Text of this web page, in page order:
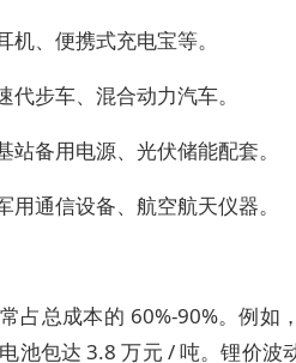
、便携式充电宝等。
步车、混合动力汽车。
备用电源、光伏储能配套。
通信设备、航空航天仪器。
占总成本的 60%-90%。例如
池包达 3.8 万元 / 吨。锂价波